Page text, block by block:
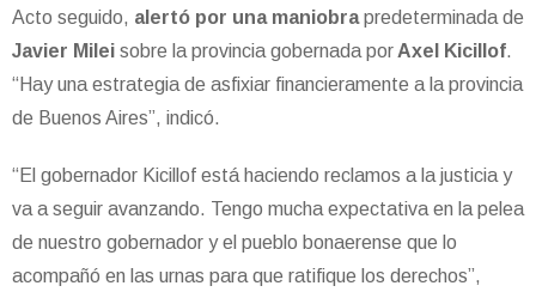
Acto seguido, alertó por una maniobrapredeterminada de
Javier Milei sobre la provincia gobernada por Axel Kicillof.
“Hay una estrategia de asfixiar financieramente a la provincia
de Buenos Aires”, indicó.
“El gobernador Kicillof está haciendo reclamos a la justicia y
va a seguir avanzando. Tengo mucha expectativa en la pelea
de nuestro gobernador y el pueblo bonaerense que lo
acompañó en las urnas para que ratifique los derechos”,